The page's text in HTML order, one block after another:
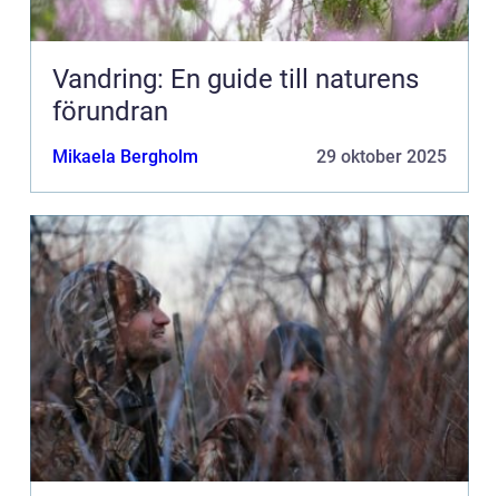
Vandring: En guide till naturens
förundran
Mikaela Bergholm 29 oktober 2025